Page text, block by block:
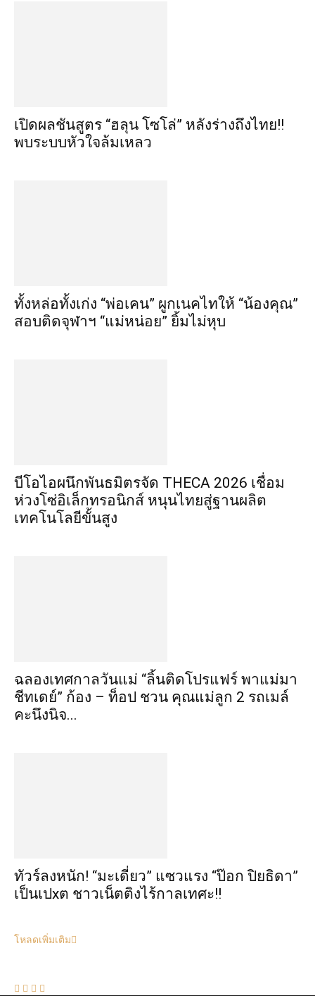
เปิดผลชันสูตร “ฮลุน โซโล่” หลังร่างถึงไทย!!
พบระบบหัวใจล้มเหลว
ทั้งหล่อทั้งเก่ง “พ่อเคน” ผูกเนคไทให้ “น้องคุณ”
สอบติดจุฬาฯ “แม่หน่อย” ยิ้มไม่หุบ
บีโอไอผนึกพันธมิตรจัด THECA 2026 เชื่อม
ห่วงโซ่อิเล็กทรอนิกส์ หนุนไทยสู่ฐานผลิต
เทคโนโลยีขั้นสูง
ฉลองเทศกาลวันแม่ “ลิ้นติดโปรแฟร์ พาแม่มา
ชีทเดย์” ก้อง – ท็อป ชวน คุณแม่ลูก 2 รถเมล์
คะนึงนิจ...
ทัวร์ลงหนัก! “มะเดี่ยว” แซวแรง “ป๊อก ปิยธิดา”
เป็นเปxต ชาวเน็ตติงไร้กาลเทศะ!!
โหลดเพิ่มเติม